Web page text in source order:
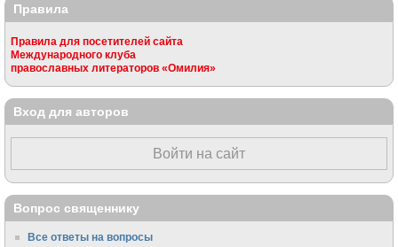
Правила
Правила для посетителей сайта
Международного клуба
православных литераторов «Омилия»
Вход для авторов
Войти на сайт
Вопрос священнику
Все ответы на вопросы